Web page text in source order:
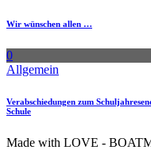
Wir wünschen allen …
0
Allgemein
Verabschiedungen zum
Schule
Made with LOVE -